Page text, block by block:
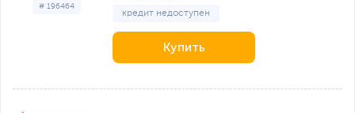
# 196464
кредит недоступен
Купить